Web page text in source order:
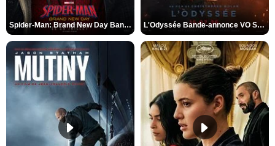
Spider-Man: Brand New Day Bande-annonce VO STFR L'Odyssée Bande-annonce VO STFR